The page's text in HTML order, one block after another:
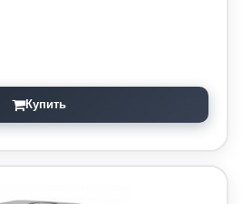
Купить